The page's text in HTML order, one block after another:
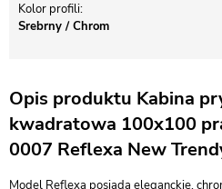
Kolor profili
Srebrny / Chrom
Opis produktu Kabina
kwadratowa 100x100
0007 Reflexa New
Model Reflexa posiada eleganckie,